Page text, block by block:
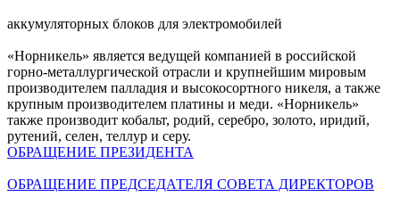
аккумуляторных блоков для электромобилей
«Норникель» является ведущей компанией в российской
горно-металлургической отрасли и крупнейшим мировым
производителем палладия и высокосортного никеля, а также
крупным производителем платины и меди. «Норникель»
также производит кобальт, родий, серебро, золото, иридий,
рутений, селен, теллур и серу.
ОБРАЩЕНИЕ ПРЕЗИДЕНТА
ОБРАЩЕНИЕ ПРЕДСЕДАТЕЛЯ СОВЕТА ДИРЕКТОРОВ